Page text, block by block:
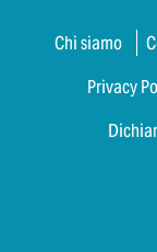
Chi siamo
Privacy